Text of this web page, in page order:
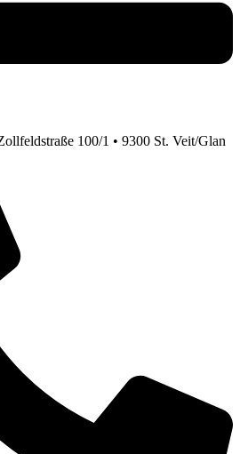
100/1 • 9300 St. Veit/Glan